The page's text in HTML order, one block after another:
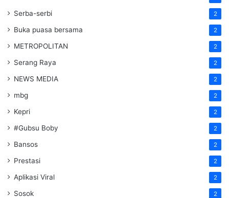
Serba-serbi 2
Buka puasa bersama 2
METROPOLITAN 2
Serang Raya 2
NEWS MEDIA 2
mbg 2
Kepri 2
#Gubsu Boby 2
Bansos 2
Prestasi 2
Aplikasi Viral 2
Sosok 2